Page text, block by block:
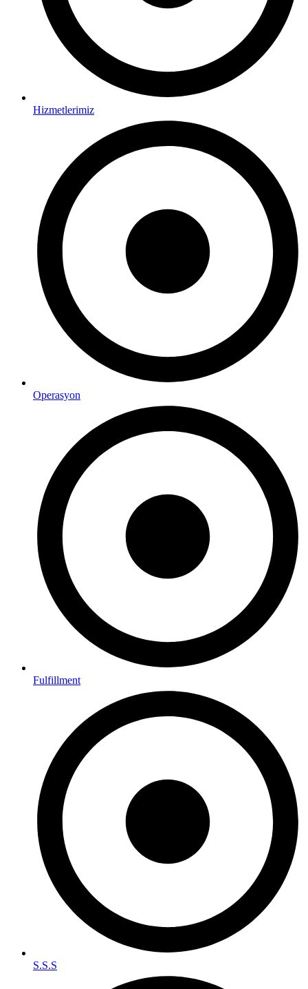
Hizmetlerimiz
Operasyon
Fulfillment
S.S.S